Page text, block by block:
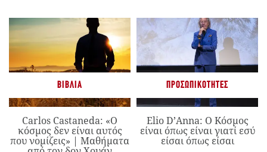
ΒΙΒΛΊΑ
Carlos Castaneda: «Ο
κόσμος δεν είναι αυτός
που νομίζεις» | Μαθήματα
ΠΡΟΣΩΠΙΚΌΤΗΤΕΣ
Elio D’Anna: Ο Κόσμος
είναι όπως είναι γιατί εσύ
είσαι όπως είσαι